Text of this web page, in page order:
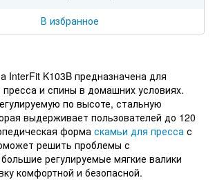
В избранное
InterFit K103B предназначена для
и спины в домашних условиях.
по высоте, стальную
выдерживает пользователей до 120
форма скамьи для пресса с
решить проблемы с
регулируемые мягкие валики
комфортной и безопасной.